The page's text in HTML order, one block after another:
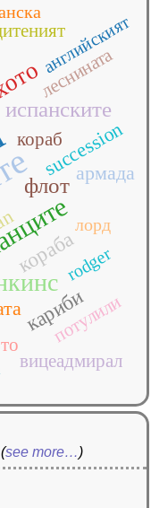
испанските
флот
кариби
кораба
succession
армада
вицеадмирал
кораб
леснината
потулили
rodger
английският
лорд
(see more…)